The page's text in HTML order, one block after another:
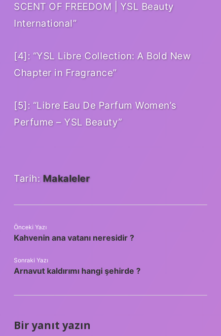
SCENT OF FREEDOM | YSL Beauty
International”
[4]: “YSL Libre Collection: A Bold New
Chapter in Fragrance”
[5]: “Libre Eau De Parfum Women’s
Perfume – YSL Beauty”
Tarih: Makaleler
Önceki Yazı
Kahvenin ana vatanı neresidir ?
Sonraki Yazı
Arnavut kaldırımı hangi şehirde ?
Bir yanıt yazın